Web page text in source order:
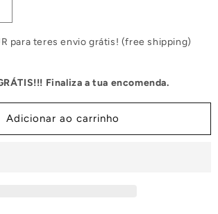
Snake
para teres envio grátis! (free shipping)
Finaliza a tua encomenda.
Adicionar ao carrinho